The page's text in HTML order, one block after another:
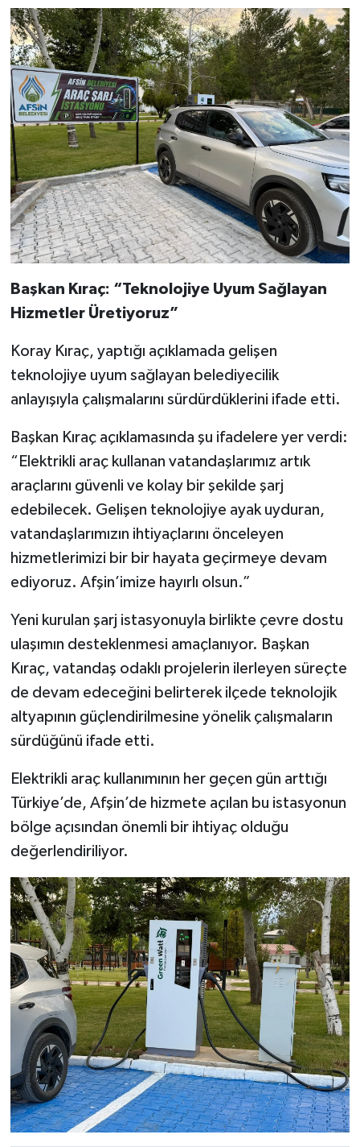
Başkan Kıraç: “Teknolojiye Uyum Sağlayan
Hizmetler Üretiyoruz”
Koray Kıraç, yaptığı açıklamada gelişen
teknolojiye uyum sağlayan belediyecilik
anlayışıyla çalışmalarını sürdürdüklerini ifade etti.
Başkan Kıraç açıklamasında şu ifadelere yer verdi:
“Elektrikli araç kullanan vatandaşlarımız artık
araçlarını güvenli ve kolay bir şekilde şarj
edebilecek. Gelişen teknolojiye ayak uyduran,
vatandaşlarımızın ihtiyaçlarını önceleyen
hizmetlerimizi bir bir hayata geçirmeye devam
ediyoruz. Afşin’imize hayırlı olsun.”
Yeni kurulan şarj istasyonuyla birlikte çevre dostu
ulaşımın desteklenmesi amaçlanıyor. Başkan
Kıraç, vatandaş odaklı projelerin ilerleyen süreçte
de devam edeceğini belirterek ilçede teknolojik
altyapının güçlendirilmesine yönelik çalışmaların
sürdüğünü ifade etti.
Elektrikli araç kullanımının her geçen gün arttığı
Türkiye’de, Afşin’de hizmete açılan bu istasyonun
bölge açısından önemli bir ihtiyaç olduğu
değerlendiriliyor.